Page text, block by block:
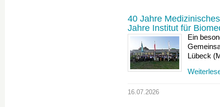
40 Jahre
Jahre Institut für
Ein
Lübeck
16.07.2026